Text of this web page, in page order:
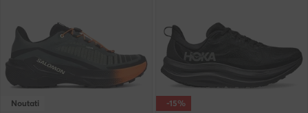
Noutati -15%